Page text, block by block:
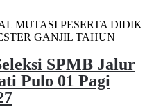
MUTASI PESERTA DIDIK
GANJIL TAHUN
SPMB Jalur
Pulo 01 Pagi